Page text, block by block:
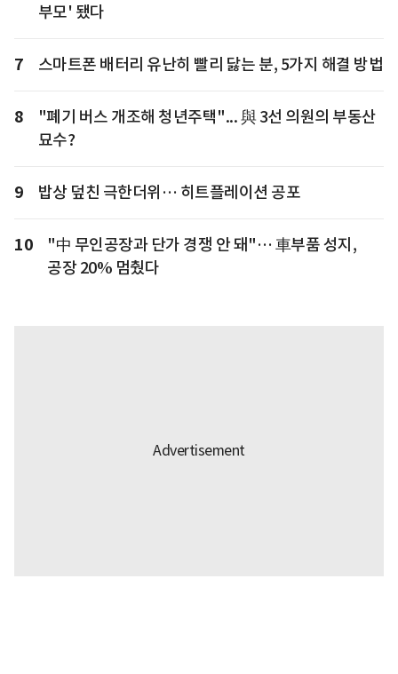
부모' 됐다
7 스마트폰 배터리 유난히 빨리 닳는 분, 5가지 해결 방법
8
"폐기 버스 개조해 청년주택"... 與 3선 의원의 부동산
묘수?
9 밥상 덮친 극한더위… 히트플레이션 공포
10
"中 무인공장과 단가 경쟁 안 돼"… 車부품 성지,
공장 20% 멈췄다